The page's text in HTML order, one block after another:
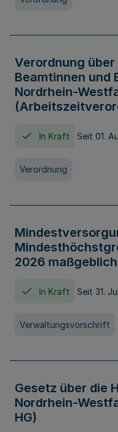
Verordnung
Beamtinnen und
Nordrhein-
In Kraft Seit 01.
Verordnung
2026
In Kraft Seit 31.
Verwaltungsvorschrift
Gesetz über die
Nordrhein-
HG)